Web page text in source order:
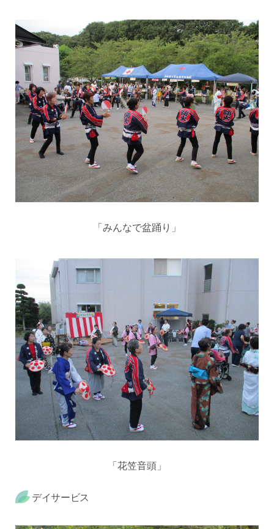
「みんなで盆踊り」
「花笠音頭」
デイサービス